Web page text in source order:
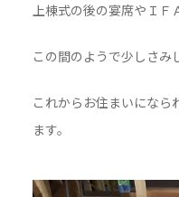
上棟式の後の宴席やＩＦ
この間のようで少しさみ
これからお住まいになら
ます。